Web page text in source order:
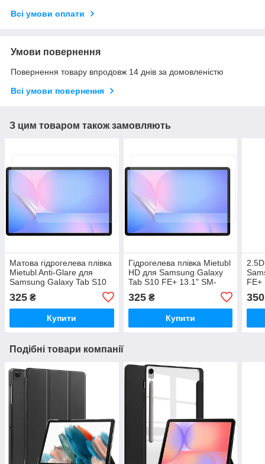
Всі умови оплати
Умови повернення
Повернення товару впродовж 14 днів за домовленістю
Всі умови повернення
З цим товаром також замовляють
Матова гідрогелева плівка
Mietubl Anti-Glare для
Samsung Galaxy Tab S10
FE+ 13.1" SM-X620, SM-
X626
325 ₴
Купити
Гідрогелева плівка Mietubl
HD для Samsung Galaxy
Tab S10 FE+ 13.1" SM-
325₴
Купити
FE+
350
Подібні товари компанії